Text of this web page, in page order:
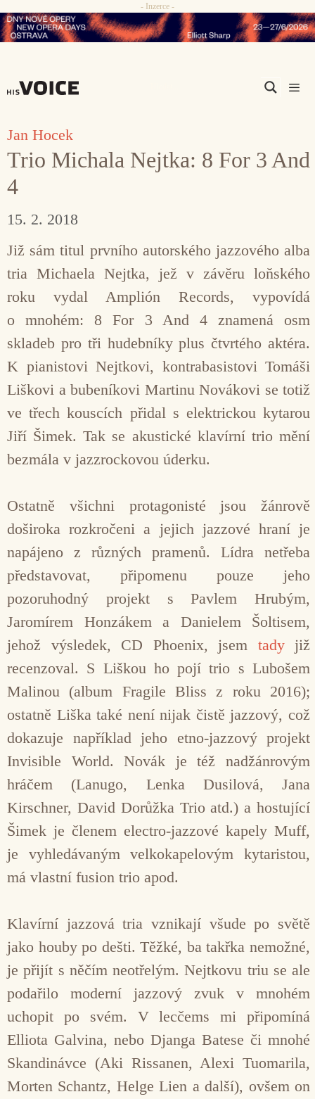
Přeskočit
na
- Inzerce -
Jan Hocek
Trio Michala Nejtka: 8 For 3 And
4
15. 2. 2018
Již sám titul prvního autorského jazzového alba
tria Michaela Nejtka, jež v závěru loňského
roku vydal Amplión Records, vypovídá
o mnohém: 8 For 3 And 4 znamená osm
skladeb pro tři hudebníky plus čtvrtého aktéra.
K pianistovi Nejtkovi, kontrabasistovi Tomáši
Liškovi a bubeníkovi Martinu Novákovi se totiž
ve třech kouscích přidal s elektrickou kytarou
Jiří Šimek. Tak se akustické klavírní trio mění
bezmála v jazzrockovou úderku.
Ostatně všichni protagonisté jsou žánrově
doširoka rozkročeni a jejich jazzové hraní je
napájeno z různých pramenů. Lídra netřeba
představovat, připomenu pouze jeho
pozoruhodný projekt s Pavlem Hrubým,
Jaromírem Honzákem a Danielem Šoltisem,
jehož výsledek, CD Phoenix, jsem tadyjiž
recenzoval. S Liškou ho pojí trio s Lubošem
Malinou (album Fragile Bliss z roku 2016);
ostatně Liška také není nijak čistě jazzový, což
dokazuje například jeho etno-jazzový projekt
Invisible World. Novák je též nadžánrovým
hráčem (Lanugo, Lenka Dusilová, Jana
Kirschner, David Dorůžka Trio atd.) a hostující
Šimek je členem electro-jazzové kapely Muff,
je vyhledávaným velkokapelovým kytaristou,
má vlastní fusion trio apod.
Klavírní jazzová tria vznikají všude po světě
jako houby po dešti. Těžké, ba takřka nemožné,
je přijít s něčím neotřelým. Nejtkovu triu se ale
podařilo moderní jazzový zvuk v mnohém
uchopit po svém. V lecčems mi připomíná
Elliota Galvina, nebo Djanga Batese či mnohé
Skandinávce (Aki Rissanen, Alexi Tuomarila,
Morten Schantz, Helge Lien a další), ovšem on